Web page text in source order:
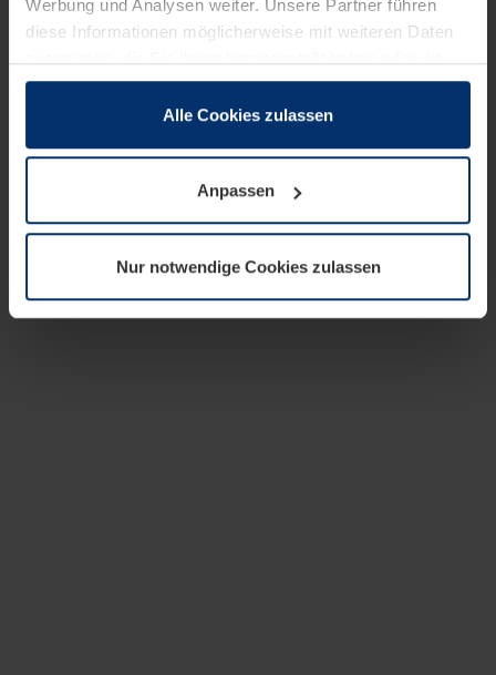
Werbung und Analysen weiter. Unsere Partner führen
diese Informationen möglicherweise mit weiteren Daten
sie im Rahmen Ihrer Nutzung der Dienste gesammelt
wenn diese für den Betrieb dieser Seite unbedingt
notwendig sind. Für alle anderen Cookie-Typen benötigen
wir Ihre Erlaubnis. Ihre Einwilligung können Sie jederzeit
Datenschutzerklärungunserer Website ändern oder
widerrufen.
Alle Cookies zulassen
Anpassen
Nur notwendige Cookies zulassen